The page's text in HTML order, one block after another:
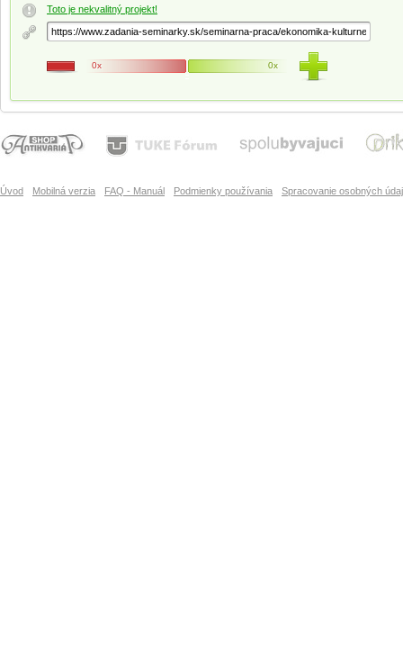
Toto je nekvalitný projekt!
0x 0x
Úvod Mobilná verzia FAQ - Manuál Podmienky používania Spracovanie osobných